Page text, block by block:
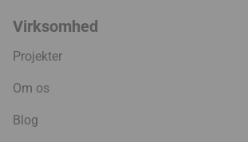
Virksomhed
Projekter
Om os
Blog